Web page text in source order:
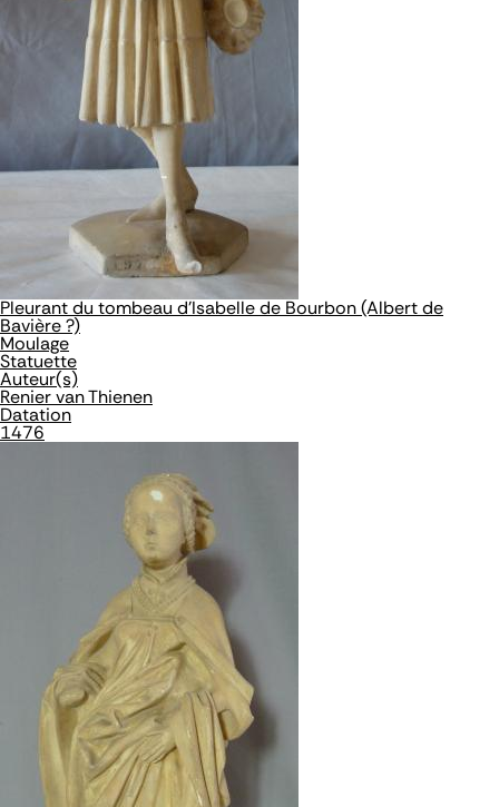
Pleurant du tombeau d'Isabelle de Bourbon (Albert de
Bavière ?)
Moulage
Statuette
Auteur(s)
Renier van Thienen
Datation
1476